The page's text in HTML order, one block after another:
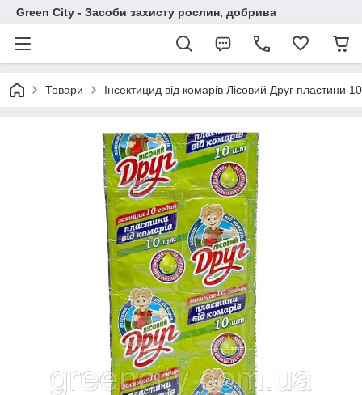
Green City - Засоби захисту рослин, добрива
Товари Інсектицид від комарів Лісовий Друг пластини